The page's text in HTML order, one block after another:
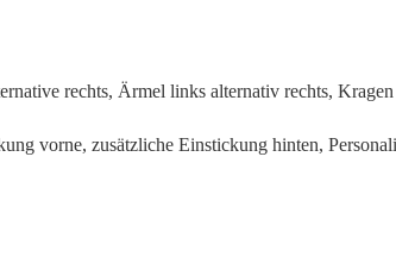
rechts, Ärmel links alternativ rechts,
vorne, zusätzliche Einstickung hinten,